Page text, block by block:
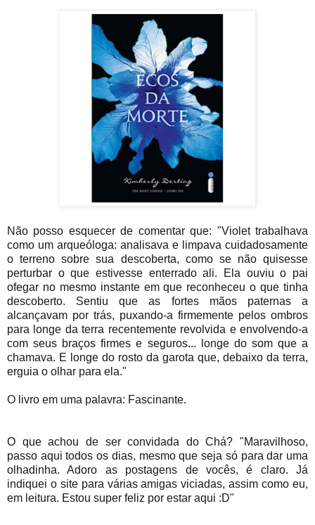
Não posso esquecer de comentar que: "Violet trabalhava
como um arqueóloga: analisava e limpava cuidadosamente
o terreno sobre sua descoberta, como se não quisesse
perturbar o que estivesse enterrado ali.
Ela ouviu o pai
ofegar no mesmo instante em que reconheceu o que tinha
descoberto. Sentiu que as fortes mãos paternas a
alcançavam por trás, puxando-a firmemente pelos ombros
para longe da terra recentemente revolvida e envolvendo-a
com seus braços firmes e seguros... longe do som que a
chamava. E longe do rosto da garota que, debaixo da terra,
erguia o olhar para ela."
O livro em uma palavra: Fascinante.
O que achou de ser convidada do Chá? "Maravilhoso,
passo aqui todos os dias, mesmo que seja só para dar uma
olhadinha. Adoro as postagens de vocês, é claro. Já
indiquei o site para várias amigas viciadas, assim como eu,
em leitura. Estou super feliz por estar aqui :D"